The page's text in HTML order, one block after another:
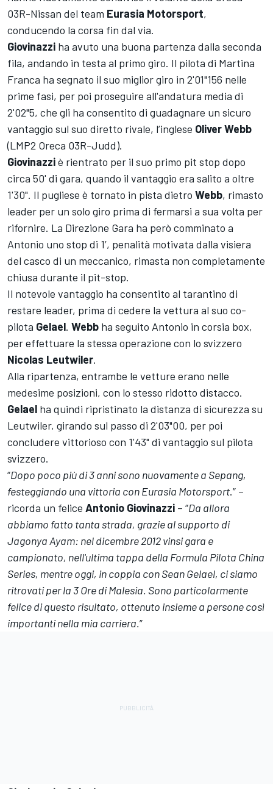
03R-Nissan del team Eurasia Motorsport,
conducendo la corsa fin dal via.
Giovinazzi ha avuto una buona partenza dalla seconda
fila, andando in testa al primo giro. Il pilota di Martina
Franca ha segnato il suo miglior giro in 2'01"156 nelle
prime fasi, per poi proseguire all'andatura media di
2'02"5, che gli ha consentito di guadagnare un sicuro
vantaggio sul suo diretto rivale, l’inglese Oliver Webb
(LMP2 Oreca 03R-Judd).
Giovinazziè rientrato per il suo primo pit stop dopo
circa 50' di gara, quando il vantaggio era salito a oltre
1'30". Il pugliese è tornato in pista dietro Webb, rimasto
leader per un solo giro prima di fermarsi a sua volta per
rifornire. La Direzione Gara ha però comminato a
Antonio uno stop di 1’, penalità motivata dalla visiera
del casco di un meccanico, rimasta non completamente
chiusa durante il pit-stop.
Il notevole vantaggio ha consentito al tarantino di
restare leader, prima di cedere la vettura al suo co-
pilota Gelael. Webb ha seguito Antonio in corsia box,
per effettuare la stessa operazione con lo svizzero
Nicolas Leutwiler.
Alla ripartenza, entrambe le vetture erano nelle
medesime posizioni, con lo stesso ridotto distacco.
Gelael ha quindi ripristinato la distanza di sicurezza su
Leutwiler, girando sul passo di 2'03"00, per poi
concludere vittorioso con 1'43" di vantaggio sul pilota
svizzero.
“Dopo poco più di 3 anni sono nuovamente a Sepang,
festeggiando una vittoria con Eurasia Motorsport.” –
ricorda un felice Antonio Giovinazzi – “Da allora
abbiamo fatto tanta strada, grazie al supporto di
Jagonya Ayam: nel dicembre 2012 vinsi gara e
campionato, nell'ultima tappa della Formula Pilota China
Series, mentre oggi, in coppia con Sean Gelael, ci siamo
ritrovati per la 3 Ore di Malesia. Sono particolarmente
felice di questo risultato, ottenuto insieme a persone così
importanti nella mia carriera.”